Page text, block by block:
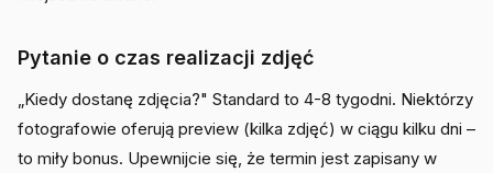
Pytanie o czas realizacji zdjęć
„Kiedy dostanę zdjęcia?" Standard to 4-8 tygodni. Niektórzy
fotografowie oferują preview (kilka zdjęć) w ciągu kilku dni –
to miły bonus. Upewnijcie się, że termin jest zapisany w